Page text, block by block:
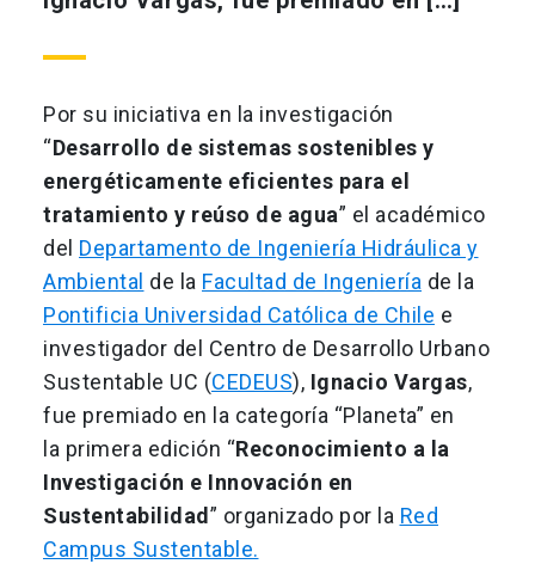
Por su iniciativa en la investigación
“Desarrollo de sistemas sostenibles y
energéticamente eficientes para el
tratamiento y reúso de agua” el académico
del Departamento de Ingeniería Hidráulica y
Ambiental de la Facultad de Ingeniería de la
Pontificia Universidad Católica de Chile e
investigador del Centro de Desarrollo Urbano
Sustentable UC (CEDEUS), Ignacio Vargas,
fue premiado en la categoría “Planeta” en
la primera edición “Reconocimiento a la
Investigación e Innovación en
Sustentabilidad ” organizado por la Red
Campus Sustentable.